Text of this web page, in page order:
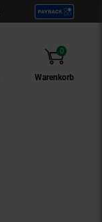
Warenkorb
0
Artikel